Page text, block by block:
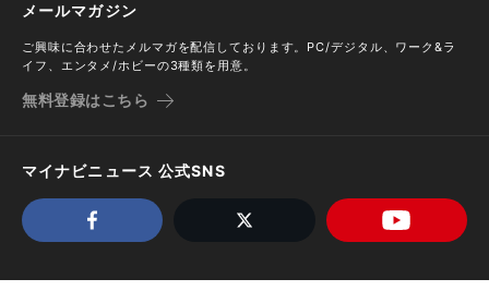
メールマガジン
ご興味に合わせたメルマガを配信しております。PC/デジタル、ワーク&ラ
イフ、エンタメ/ホビーの3種類を用意。
無料登録はこちら
マイナビニュース 公式SNS